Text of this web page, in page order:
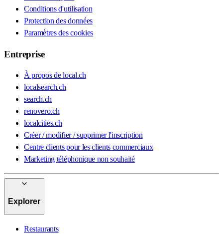
Conditions d'utilisation
Protection des données
Paramètres des cookies
Entreprise
À propos de local.ch
localsearch.ch
search.ch
renovero.ch
localcities.ch
Créer / modifier / supprimer l'inscription
Centre clients pour les clients commerciaux
Marketing téléphonique non souhaité
Explorer
Restaurants